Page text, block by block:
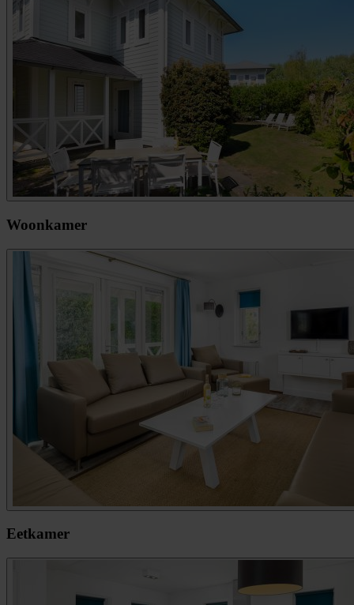
Woonkamer
Eetkamer